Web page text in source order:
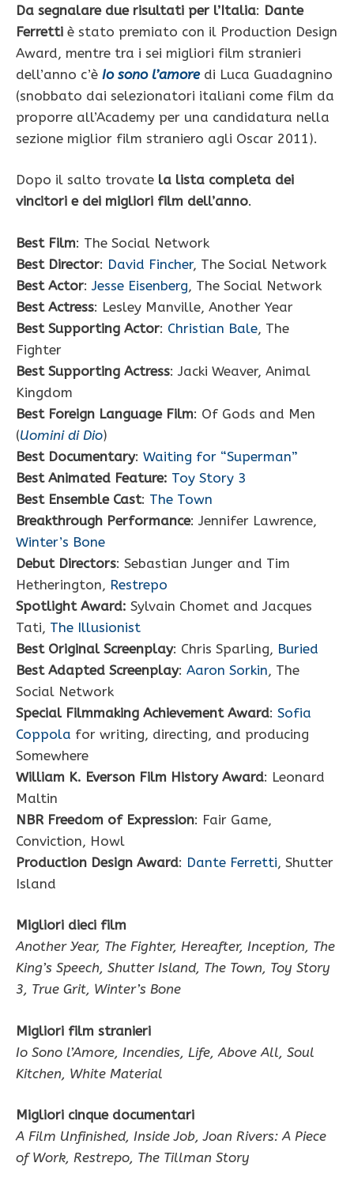
Da segnalare due risultati per l’Italia: Dante
Ferretti è stato premiato con il Production Design
Award, mentre tra i sei migliori film stranieri
dell’anno c’è Io sono l’amoredi Luca Guadagnino
(snobbato dai selezionatori italiani come film da
proporre all’Academy per una candidatura nella
sezione miglior film straniero agli Oscar 2011).
Dopo il salto trovate la lista completa dei
vincitori e dei migliori film dell’anno.
Best Film: The Social Network
Best Director: David Fincher, The Social Network
Best Actor: Jesse Eisenberg, The Social Network
Best Actress: Lesley Manville, Another Year
Best Supporting Actor: Christian Bale, The
Fighter
Best Supporting Actress: Jacki Weaver, Animal
Kingdom
Best Foreign Language Film: Of Gods and Men
(Uomini di Dio)
Best Documentary: Waiting for “Superman”
Best Animated Feature: Toy Story 3
Best Ensemble Cast: The Town
Breakthrough Performance: Jennifer Lawrence,
Winter’s Bone
Debut Directors: Sebastian Junger and Tim
Hetherington, Restrepo
Spotlight Award: Sylvain Chomet and Jacques
Tati, The Illusionist
Best Original Screenplay: Chris Sparling, Buried
Best Adapted Screenplay: Aaron Sorkin, The
Social Network
Special Filmmaking Achievement Award: Sofia
Coppola for writing, directing, and producing
Somewhere
William K. Everson Film History Award: Leonard
Maltin
NBR Freedom of Expression: Fair Game,
Conviction, Howl
Production Design Award: Dante Ferretti, Shutter
Island
Migliori dieci film
Another Year, The Fighter, Hereafter, Inception, The
King’s Speech, Shutter Island, The Town, Toy Story
3, True Grit, Winter’s Bone
Migliori film stranieri
Io Sono l’Amore, Incendies, Life, Above All, Soul
Kitchen, White Material
Migliori cinque documentari
A Film Unfinished, Inside Job, Joan Rivers: A Piece
of Work, Restrepo, The Tillman Story